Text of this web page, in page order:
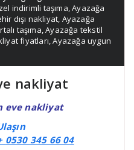
indirimli taşıma,Ayazağa
dışı nakliyat, Ayazağa
taşıma,Ayazağa tekstil
fiyatları,Ayazağa uygun
nakliyat
eve nakliyat
0530 345 66 04